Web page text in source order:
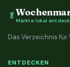
🥬 Märkte lokal
Das Verzeichnis
ENTDECKEN